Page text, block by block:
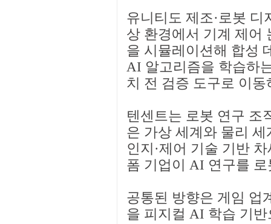
유니티도 제조·로봇
상 환경에서 기계 제어
을 시뮬레이션해 합성
AI 알고리즘을 학습하
치 전 검증 도구로 이
텐센트는 로봇 연구 조
은 가상 세계와 물리
인지·제어 기술 기반
폼 기업이 AI 연구를
공통된 방향은 게임 업
을 피지컬 AI 학습 기